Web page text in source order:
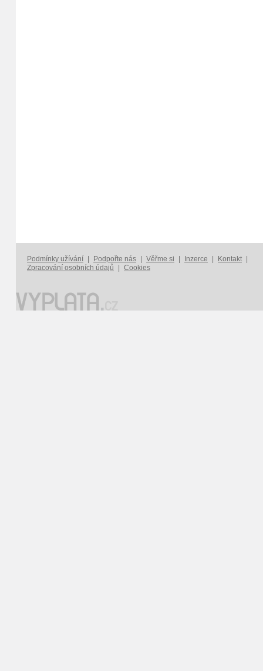
Podmínky užívání Podpořte nás Věřme si Inzerce Kontakt
Zpracování osobních údajů
Cookies